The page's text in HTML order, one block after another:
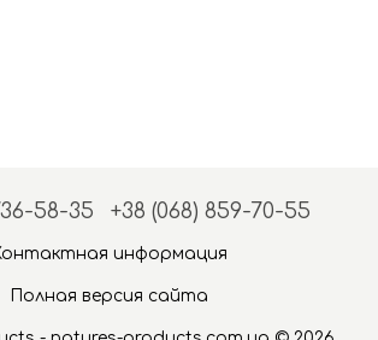
58-35 +38 (068) 859-70-55
информация
Полная версия сайта